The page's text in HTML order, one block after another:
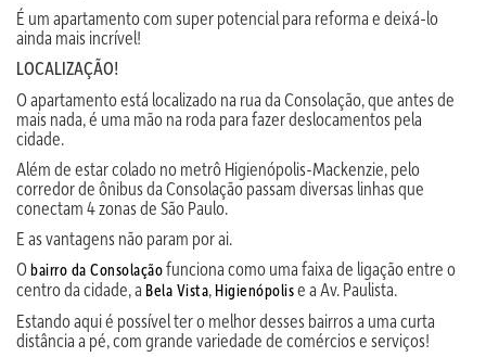
É um apartamento com super potencial para reforma e deixá-lo
ainda mais incrível!
LOCALIZAÇÃO!
O apartamento está localizado na rua da Consolação, que antes de
mais nada, é uma mão na roda para fazer deslocamentos pela
cidade.
Além de estar colado no metrô Higienópolis-Mackenzie, pelo
corredor de ônibus da Consolação passam diversas linhas que
conectam 4 zonas de São Paulo.
E as vantagens não param por ai.
Obairro da Consolaçãofunciona como uma faixa de ligação entre o
centro da cidade, a Bela Vista, Higienópolise a Av. Paulista.
Estando aqui é possível ter o melhor desses bairros a uma curta
distância a pé, com grande variedade de comércios e serviços!